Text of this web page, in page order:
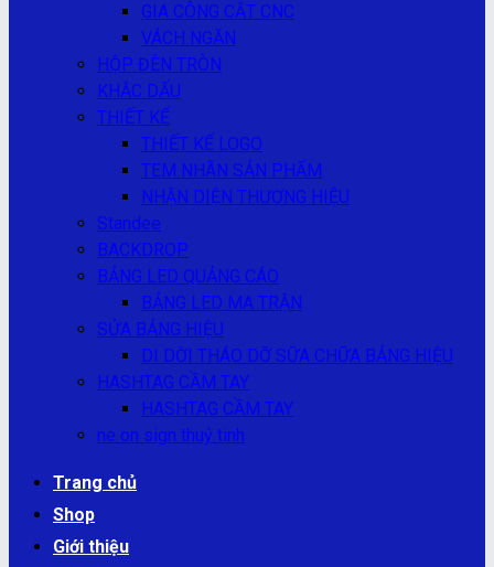
GIA CÔNG CẮT CNC
VÁCH NGĂN
HỘP ĐÈN TRÒN
KHẮC DẤU
THIẾT KẾ
THIẾT KẾ LOGO
TEM NHÃN SẢN PHẨM
NHẬN DIỆN THƯƠNG HIỆU
Standee
BACKDROP
BẢNG LED QUẢNG CÁO
BẢNG LED MA TRẬN
SỬA BẢNG HIỆU
DI DỜI THÁO DỠ SỮA CHỮA BẢNG HIỆU
HASHTAG CẦM TAY
HASHTAG CẦM TAY
ne on sign thuỷ tinh
Trang chủ
Shop
Giới thiệu